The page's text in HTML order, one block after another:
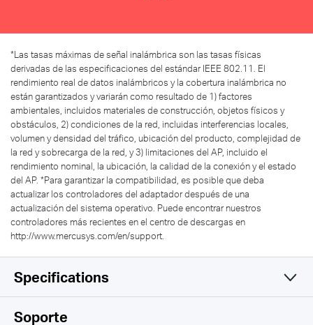
*Las tasas máximas de señal inalámbrica son las tasas físicas
derivadas de las especificaciones del estándar IEEE 802.11. El
rendimiento real de datos inalámbricos y la cobertura inalámbrica no
están garantizados y variarán como resultado de 1) factores
ambientales, incluidos materiales de construcción, objetos físicos y
obstáculos, 2) condiciones de la red, incluidas interferencias locales,
volumen y densidad del tráfico, ubicación del producto, complejidad de
la red y sobrecarga de la red, y 3) limitaciones del AP, incluido el
rendimiento nominal, la ubicación, la calidad de la conexión y el estado
del AP. *Para garantizar la compatibilidad, es posible que deba
actualizar los controladores del adaptador después de una
actualización del sistema operativo. Puede encontrar nuestros
controladores más recientes en el centro de descargas en
http://www.mercusys.com/en/support.
Specifications
Wireless
Soporte